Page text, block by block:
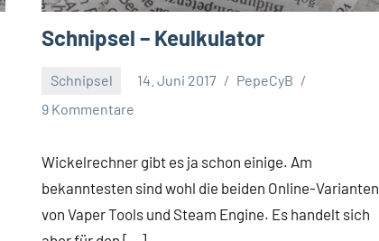
Schnipsel – Keulkulator
Schnipsel 14. Juni 2017
PepeCyB
9 Kommentare
Wickelrechner gibt es ja schon einige. Am
bekanntesten sind wohl die beiden Online-Varianten
von Vaper Tools und Steam Engine. Es handelt sich